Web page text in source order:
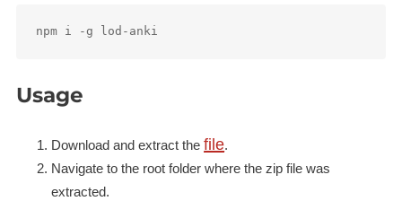
Usage
Download and extract thefile.
Navigate to the root folder where the zip file was
extracted.